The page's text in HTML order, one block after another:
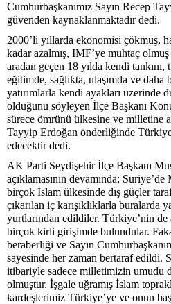
Cumhurbaşkanımız Sayın Recep
güvenden kaynaklanmaktadır dedi.
2000’li yıllarda ekonomisi çökmüş,
kadar azalmış, IMF’ye muhtaç
aradan geçen 18 yılda kendi
eğitimde, sağlıkta, ulaşımda ve daha
yatırımlarla kendi ayakları üzerinde
olduğunu söyleyen İlçe Başkanı
sürece ömrünü ülkesine ve milletine
Tayyip Erdoğan önderliğinde
edecektir dedi.
AK Parti Seydişehir İlçe Başkanı
açıklamasının devamında; Suriye’de
birçok İslam ülkesinde dış güçler
çıkarılan iç karışıklıklarla buralarda
yurtlarından edildiler. Türkiye’nin de
birçok kirli girişimde bulundular.
beraberliği ve Sayın
sayesinde her zaman bertaraf edildi.
itibariyle sadece milletimizin umudu
olmuştur. İşgale uğramış İslam
kardeşlerimiz Türkiye’ye ve onun